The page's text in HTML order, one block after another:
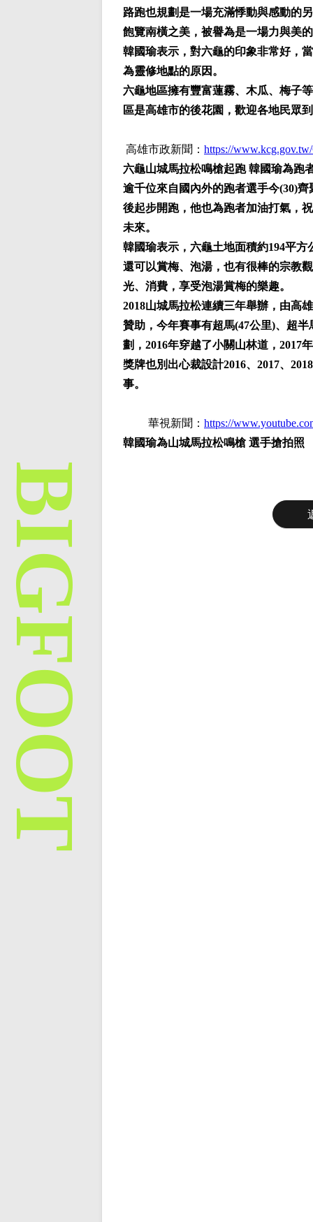
路跑也規劃是一場充滿悸動與感動的
飽覽南橫之美，被譽為是一場力與美
韓國瑜表示，對六龜的印象非常好，
為靈修地點的原因。
六龜地區擁有豐富蓮霧、木瓜、梅子
區是高雄市的後花園，歡迎各地民眾
高雄市政新聞： https://
六龜山城馬拉松鳴槍起跑 韓國瑜為跑
逾千位來自國內外的跑者選手今(30)
後起步開跑，他也為跑者加油打氣，
未來。
韓國瑜表示，六龜土地面積約194平
還可以賞梅、泡湯，也有很棒的宗教
光、消費，享受泡湯賞梅的樂趣。
2018山城馬拉松連續三年舉辦，由高
贊助，今年賽事有超馬(47公里)、超
劃，2016年穿越了小關山林道，2017
獎牌也別出心裁設計2016、2017、
事。
華視新聞： https://
韓國瑜為山城馬拉松鳴槍 選手搶拍照